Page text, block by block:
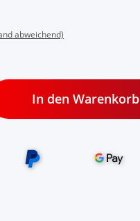
abweichend)
In den Warenkorb